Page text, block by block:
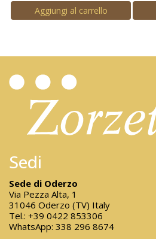
Aggiungi al carrello
Sedi
Sede di Oderzo
Via Pezza Alta, 1
31046 Oderzo (TV) Italy
Tel.: +39 0422 853306
WhatsApp: 338 296 8674